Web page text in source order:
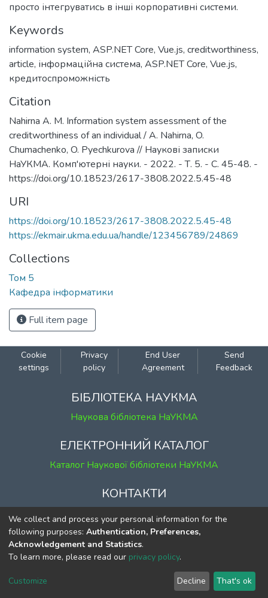
просто інтегруватись в інші корпоративні системи.
Keywords
information system, ASP.NET Core, Vue.js, creditworthiness,
article, інформаційна система, ASP.NET Core, Vue.js,
кредитоспроможність
Citation
Nahirna A. M. Information system assessment of the
creditworthiness of an individual / A. Nahirna, O.
Chumachenko, O. Pyechkurova // Наукові записки
НаУКМА. Комп'ютерні науки. - 2022. - Т. 5. - С. 45-48. -
https://doi.org/10.18523/2617-3808.2022.5.45-48
URI
https://doi.org/10.18523/2617-3808.2022.5.45-48
https://ekmair.ukma.edu.ua/handle/123456789/24869
Collections
Том 5
Кафедра інформатики
Full item page
Cookie
settings
Privacy
policy
End User
Agreement
Send
Feedback
БІБЛІОТЕКА НАУКМА
Наукова бібліотека НаУКМА
ЕЛЕКТРОННИЙ КАТАЛОГ
Каталог Наукової бібліотеки НаУКМА
КОНТАКТИ
м. Київ, вул. Григорія Сковороди, 2
к. 1, к. 120
тел. (044) 463-69-31
ekmair@ukma.edu.ua
We collect and process your personal information for the
following purposes: Authentication, Preferences,
Acknowledgement and Statistics.
To learn more, please read our privacy policy.
Customize Decline That's ok